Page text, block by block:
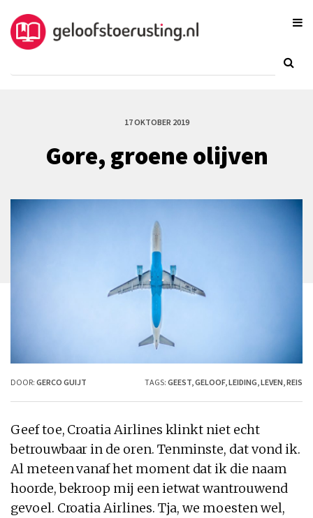
17 OKTOBER 2019
Gore, groene olijven
DOOR: GERCO GUIJT TAGS: GEEST GELOOF, LEIDING LEVEN REIS
Geef toe, Croatia Airlines klinkt niet echt
betrouwbaar in de oren. Tenminste, dat vond ik.
Al meteen vanaf het moment dat ik die naam
hoorde, bekroop mij een ietwat wantrouwend
gevoel. Croatia Airlines. Tja, we moesten wel,